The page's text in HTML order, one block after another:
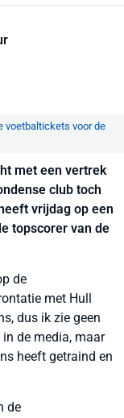
voetbaltickets voor de
met een vertrek
club toch
vrijdag op een
topscorer van de
de
met Hull
dus ik zie geen
de media, maar
heeft getraind en
de